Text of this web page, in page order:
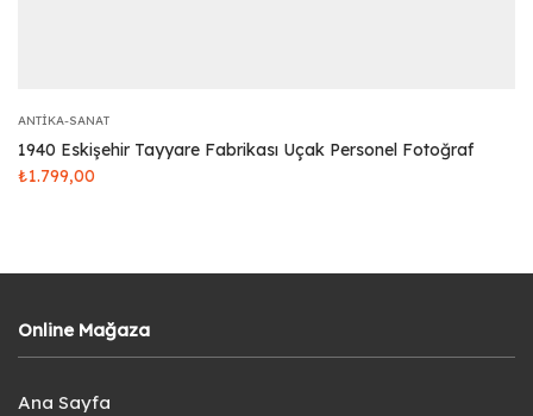
ANTIKA-SANAT
1940 Eskişehir Tayyare Fabrikası Uçak Personel Fotoğraf
₺1.799,00
Online Mağaza
Ana Sayfa